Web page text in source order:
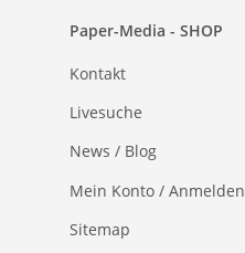
Paper-Media - SHOP
Kontakt
Livesuche
News / Blog
Mein Konto / Anmelden
Sitemap